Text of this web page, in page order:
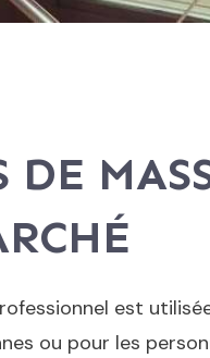
DE
est
ou pour les